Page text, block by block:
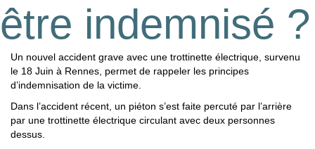
être indemnisé ?
Un nouvel accident grave avec une trottinette électrique, survenu
le 18 Juin à Rennes, permet de rappeler les principes
d’indemnisation de la victime.
Dans l’accident récent, un piéton s’est faite percuté par l’arrière
par une trottinette électrique circulant avec deux personnes
dessus.